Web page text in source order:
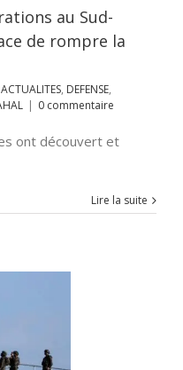
au Sud-
de rompre la
ACTUALITES, DEFENSE,
| 0 commentaire
ont découvert et
Lire la suite